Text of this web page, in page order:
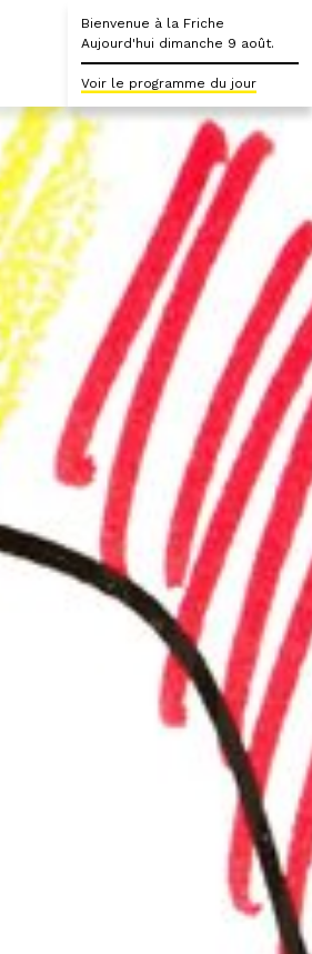
Bienvenue à la Friche
Aujourd'hui dimanche 9 août.
Voir le programme du jour